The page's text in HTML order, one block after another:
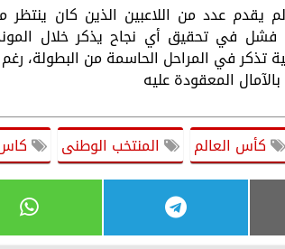
يقدم عدد من اللاعبين الذين كان
في تحقيق أي نجاح يذكر خلال
تذكر في المراحل الحاسمة من البطولة،
المعقودة عليه
كأس العالم المنتخب الوطنى كاس